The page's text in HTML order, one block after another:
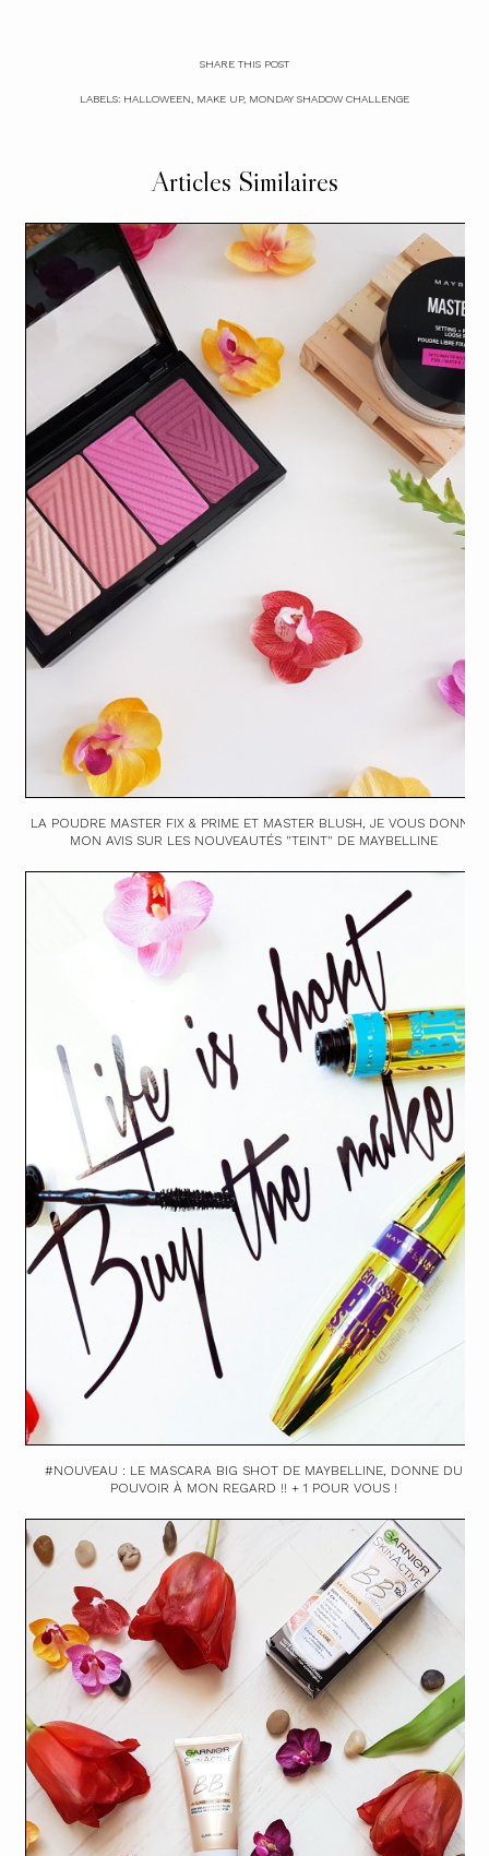
SHARE THIS POST
LABELS: HALLOWEEN, MAKE UP, MONDAY SHADOW CHALLENGE
Articles Similaires
LA POUDRE MASTER FIX & PRIME ET MASTER BLUSH, JE VOUS DONNE
MON AVIS SUR LES NOUVEAUTÉS "TEINT" DE MAYBELLINE
#NOUVEAU : LE MASCARA BIG SHOT DE MAYBELLINE, DONNE DU
POUVOIR À MON REGARD !! + 1 POUR VOUS !